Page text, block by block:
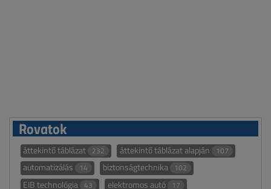
Rovatok
áttekintő táblázat 232 áttekintő táblázat alapján 107
automatizálás 14 biztonságtechnika 102
EIB technológia 43 elektromos autó 17